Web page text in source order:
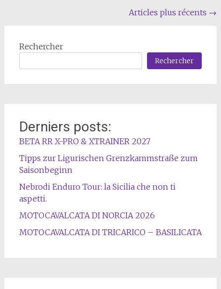
sein
Articles plus récents →
Rechercher
Rechercher
Derniers posts:
BETA RR X-PRO & XTRAINER 2027
Tipps zur Ligurischen Grenzkammstraße zum
Saisonbeginn
Nebrodi Enduro Tour: la Sicilia che non ti
aspetti.
MOTOCAVALCATA DI NORCIA 2026
MOTOCAVALCATA DI TRICARICO – BASILICATA